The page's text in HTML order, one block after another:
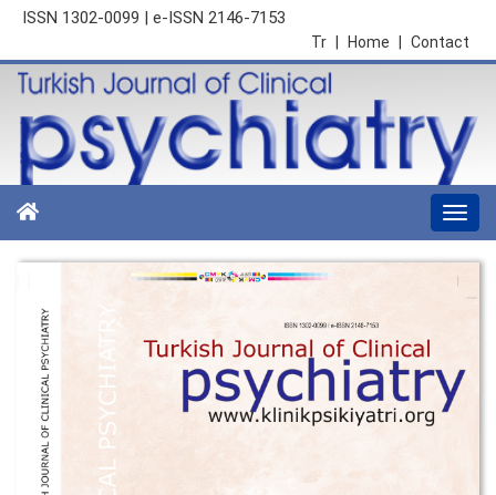
ISSN 1302-0099 | e-ISSN 2146-7153
Contact
Home
Tr